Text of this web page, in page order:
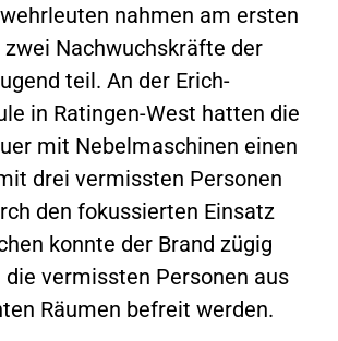
nahmen am ersten
zwei Nachwuchskräfte der
teil. An der Erich-
in Ratingen-West hatten die
mit Nebelmaschinen einen
drei vermissten Personen
den fokussierten Einsatz
konnte der Brand zügig
die vermissten Personen aus
Räumen befreit werden.